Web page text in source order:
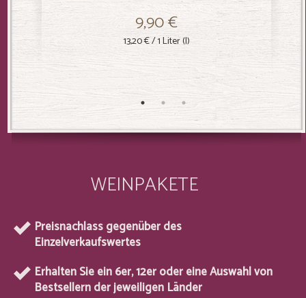
9,90 €
13,20 €/ 1 Liter (l)
WEINPAKETE
Preisnachlass gegenüber des
Einzelverkaufswertes
Erhalten Sie ein 6er, 12er oder eine Auswahl von
Bestsellern der jeweiligen Länder